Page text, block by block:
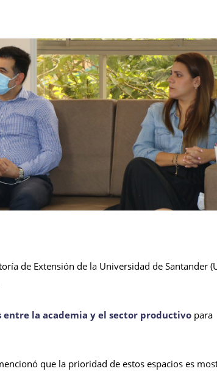
de Extensión de la Universidad de Santander
entre la academia y el sector productivo para
que la prioridad de estos espacios es